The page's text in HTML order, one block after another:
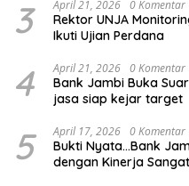
3 April 21, 2026 0 Komentar
Rektor UNJA
Ikuti Ujian Perdana
4 April 21, 2026 0 Komentar
Bank Jambi Buka
jasa siap kejar target
5 April 17, 2026 0 Komentar
Bukti Nyata…Bank
dengan Kinerja